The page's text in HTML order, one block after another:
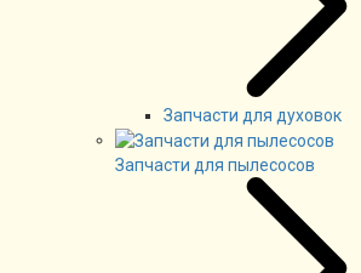
Запчасти для духовок
Запчасти для пылесосов